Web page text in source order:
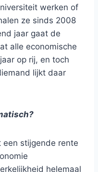
werken of
ze sinds 2008
jaar gaat de
alle economische
op rij, en toch
lijkt daar
een stijgende rente
helemaal